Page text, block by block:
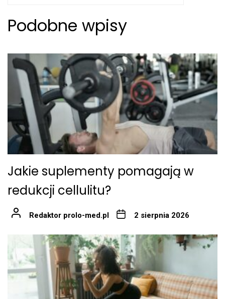
Podobne wpisy
Jakie suplementy pomagają w
redukcji cellulitu?
Redaktor prolo-med.pl 2 sierpnia 2026